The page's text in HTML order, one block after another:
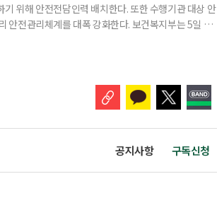
위해 안전전담인력 배치한다. 또한 수행기관 대상 안
안전관리체계를 대폭 강화한다. 보건복지부는 5일 노
공지사항 구독신청